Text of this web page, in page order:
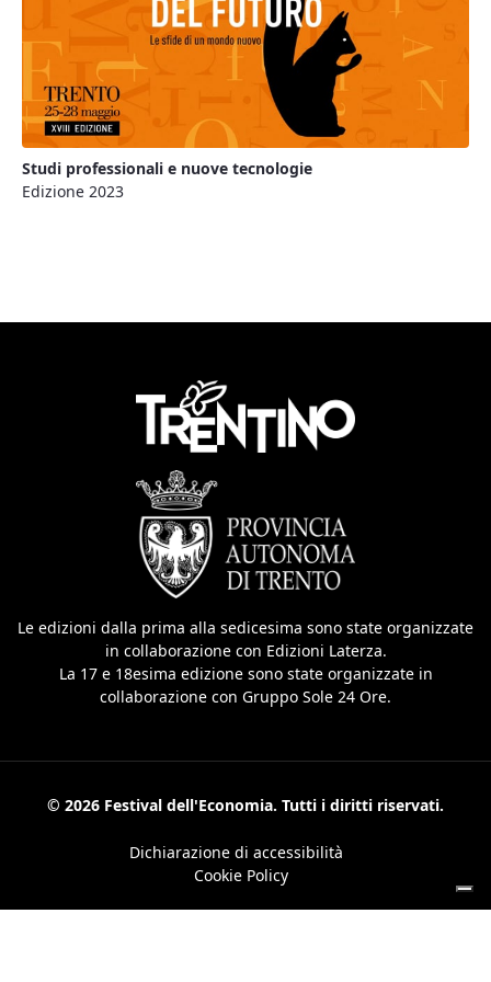
Studi professionali e nuove tecnologie
Edizione 2023
Le edizioni dalla prima alla sedicesima sono state organizzate
in collaborazione con Edizioni Laterza.
La 17 e 18esima edizione sono state organizzate in
collaborazione con Gruppo Sole 24 Ore.
© 2026 Festival dell'Economia. Tutti i diritti riservati.
Dichiarazione di accessibilità
Cookie Policy